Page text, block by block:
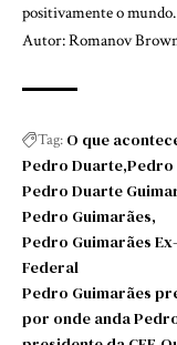
positivamente o mundo.
Autor: Romanov
Tag: O que
Pedro Duarte Pedro
Pedro Duarte
Pedro Guimarães
Pedro Guimarães
Federal
Pedro Guimarães
por onde anda